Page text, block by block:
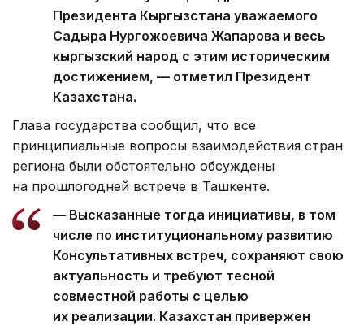
Президента Кыргызстана уважаемого
Садыра Нургожоевича Жапарова и весь
кыргызский народ с этим историческим
достижением, — отметил Президент
Казахстана.
Глава государства сообщил, что все
принципиальные вопросы взаимодействия стран
региона были обстоятельно обсуждены
на прошлогодней встрече в Ташкенте.
— Высказанные тогда инициативы, в том
числе по институциональному развитию
Консультативных встреч, сохраняют свою
актуальность и требуют тесной
совместной работы с целью
их реализации. Казахстан привержен